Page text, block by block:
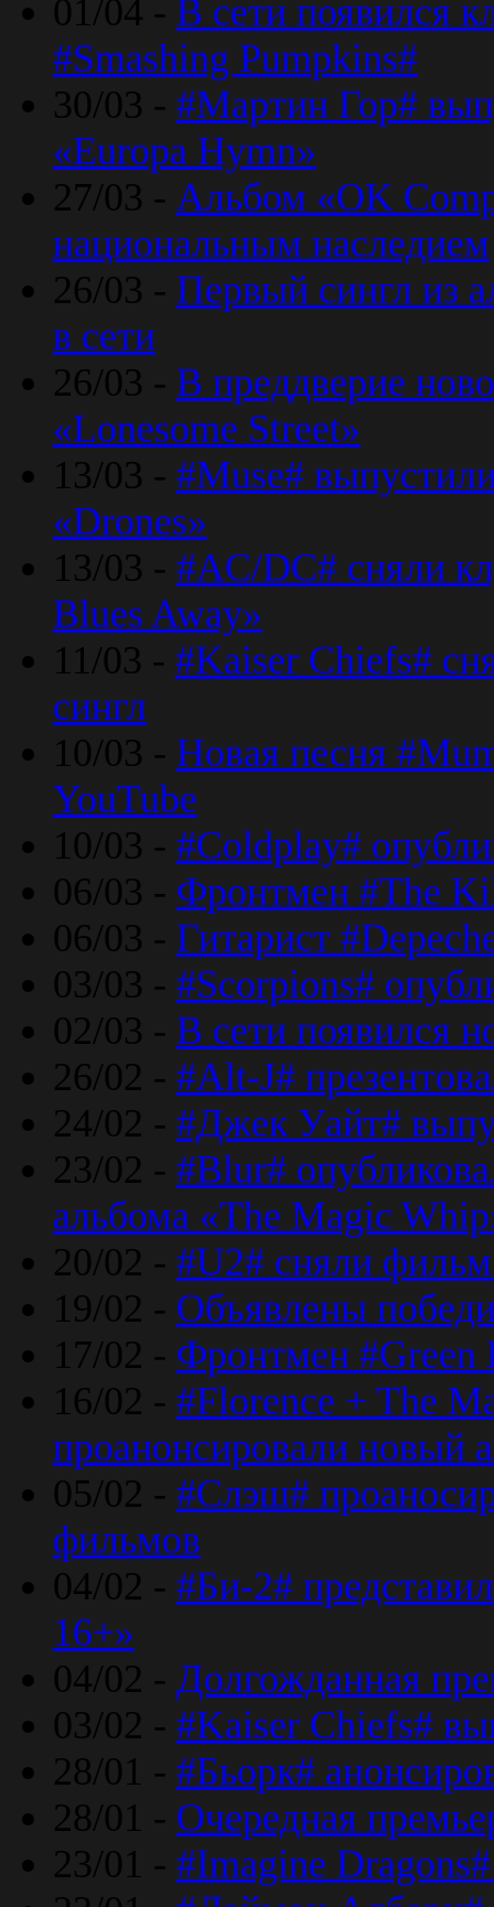
01/04 - В сети появился
#Smashing Pumpkins#
30/03 - #Мартин Гор#
«Europa Hymn»
27/03 - Альбом «OK
национальным наследием
26/03 - Первый сингл из
в сети
26/03 - В преддверие
«Lonesome Street»
13/03 - #Muse#
«Drones»
13/03 - #AC/DC# сняли
Blues Away»
11/03 - #Kaiser Chiefs#
сингл
10/03 - Новая песня
YouTube
10/03 - #Coldplay#
06/03 - Фронтмен #The
06/03 - Гитарист
03/03 - #Scorpions#
02/03 - В сети появился
26/02 - #Alt-J#
24/02 - #Джек Уайт#
23/02 - #Blur#
альбома «The Magic
20/02 - #U2# сняли
19/02 - Объявлены
17/02 - Фронтмен #Green
16/02 - #Florence + The
проанонсировали новый
05/02 - #Слэш#
фильмов
04/02 - #Би-2#
16+»
04/02 - Долгожданная
03/02 - #Kaiser Chiefs#
28/01 - #Бьорк#
28/01 - Очередная
23/01 - #Imagine